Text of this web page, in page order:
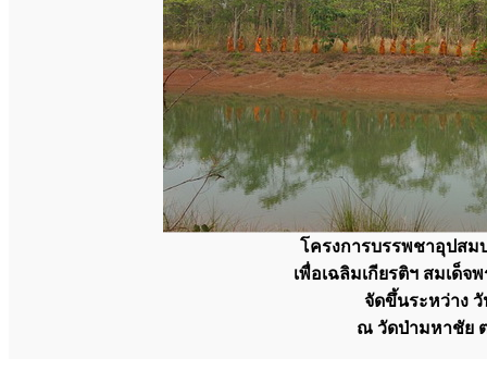
โครงการบรรพชาอุปส
เพื่อเฉลิมเกียรติฯ สมเด็
จัดขึ้นระหว่าง
ณ วัดป่ามหาชัย